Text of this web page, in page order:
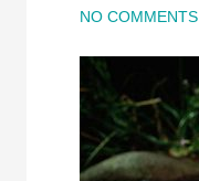
NO COMMENTS